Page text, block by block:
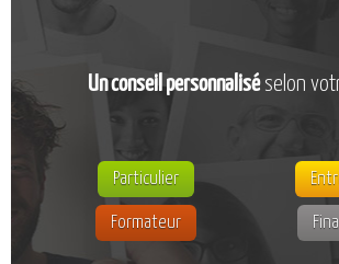
Un conseil personnaliséselon
Particulier
Formateur